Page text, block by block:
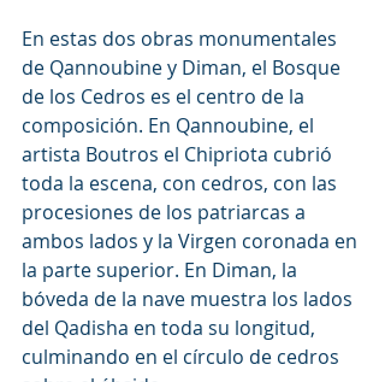
En estas dos obras monumentales
de Qannoubine y Diman, el Bosque
de los Cedros es el centro de la
composición. En Qannoubine, el
artista Boutros el Chipriota cubrió
toda la escena, con cedros, con las
procesiones de los patriarcas a
ambos lados y la Virgen coronada en
la parte superior. En Diman, la
bóveda de la nave muestra los lados
del Qadisha en toda su longitud,
culminando en el círculo de cedros